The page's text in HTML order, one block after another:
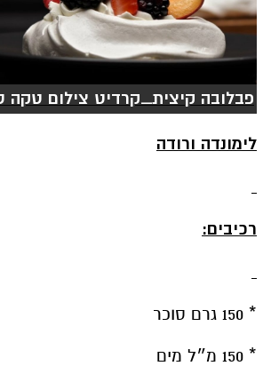
פבלובה קיצית_קרדיט צילום טקה
לימונדה ורודה
רכיבים:
* 150 גרם סוכר
* 150 מ״ל מים